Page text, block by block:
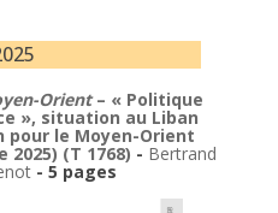
Orient– « Politique
», situation au Liban
pour le Moyen-Orient
(T 1768) - Bertrand
- 5 pages